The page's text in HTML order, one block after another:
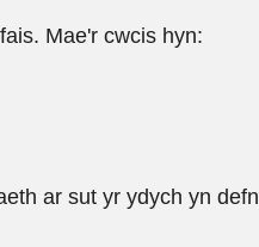
Mae'r cwcis hyn:
ar sut yr ydych yn